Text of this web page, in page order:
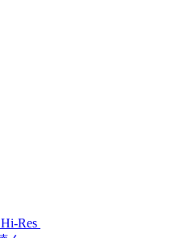
Hi-Res